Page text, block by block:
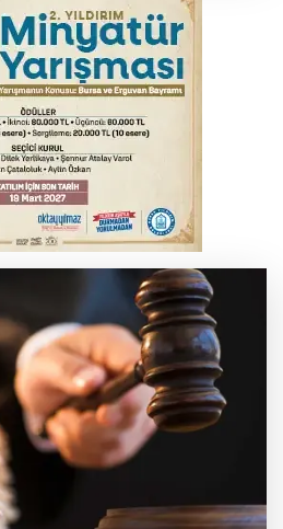
kararları devletimize ve
hayırlı olsun
kaldırım işgaline geçit yok
iş arayanlara destek